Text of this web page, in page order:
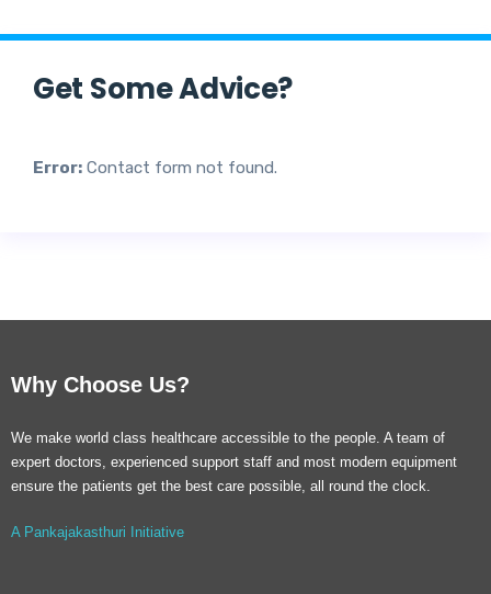
Get Some Advice?
Error: Contact form not found.
Why Choose Us?
We make world class healthcare accessible to the people. A team of
expert doctors, experienced support staff and most modern equipment
ensure the patients get the best care possible, all round the clock.
A Pankajakasthuri Initiative